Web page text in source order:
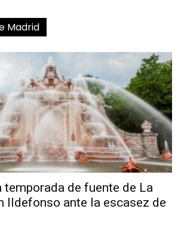
Madrid
temporada de fuente de La
Ildefonso ante la escasez de